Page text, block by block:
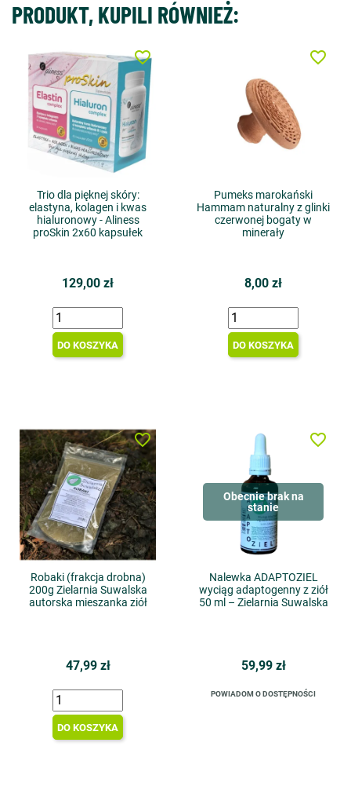
PRODUKT, KUPILI RÓWNIEŻ:
Trio dla pięknej skóry:
elastyna, kolagen i kwas
hialuronowy - Aliness
proSkin 2x60 kapsułek
129,00 zł
DO KOSZYKA
favorite_border
Pumeks marokański
Hammam naturalny z glinki
czerwonej bogaty w
minerały
8,00 zł
DO KOSZYKA
favorite_border
Robaki (frakcja drobna)
200g Zielarnia Suwalska
autorska mieszanka ziół
47,99 zł
DO KOSZYKA
favorite_border
Obecnie brak na
stanie
Nalewka ADAPTOZIEL
wyciąg adaptogenny z ziół
50 ml – Zielarnia Suwalska
59,99 zł
POWIADOM O DOSTĘPNOŚCI
favorite_border